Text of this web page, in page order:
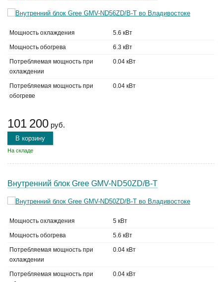
Мощность охлаждения 5.6 кВт
Мощность обогрева 6.3 кВт
Потребляемая мощность при
охлаждении
0.04 кВт
Потребляемая мощность при
обогреве
0.04 кВт
101 200 руб.
В корзину
На складе
Внутренний блок Gree GMV-ND50ZD/B-T
Мощность охлаждения 5 кВт
Мощность обогрева 5.6 кВт
Потребляемая мощность при
охлаждении
0.04 кВт
Потребляемая мощность при
0.04 кВт